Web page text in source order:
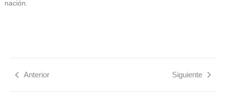
nación.
Anterior Siguiente